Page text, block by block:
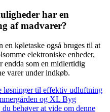
har en
af madvarer?
køletaske også bruges til at
elektroniske enheder,
endda som en midlertidig
varer under indkøb.
løsninger til effektiv udluftning
og XL Byg
behøver at vide om denne